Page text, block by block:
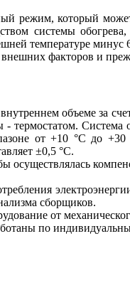
режим, который
системы
температуре минус
факторов и
объеме за
- термостатом.
от +10 °С до
±0,5 °С.
осуществлялась
сборщиков.
от
по